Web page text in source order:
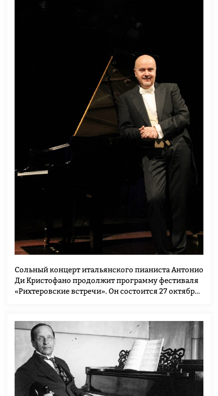
Cольный концерт итальянского пианиста Антонио
Ди Кристофано продолжит программу фестиваля
«Рихтеровские встречи». Он состоится 27 октября